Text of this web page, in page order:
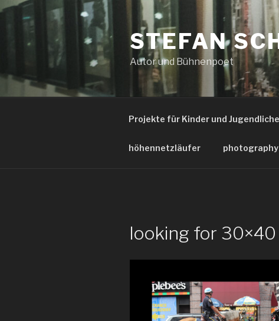
Zum
Inhalt
springen
STEFAN
Autor und Bühnenpoet
Projekte für Kinder und Jugendliche
höhennetzläufer photography
looking for 30×40